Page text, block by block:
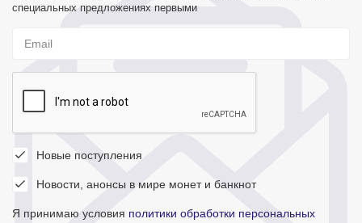
специальных предложениях первыми
Новые поступления
Новости, анонсы в мире монет и банкнот
Я принимаю условия политики обработки персональных